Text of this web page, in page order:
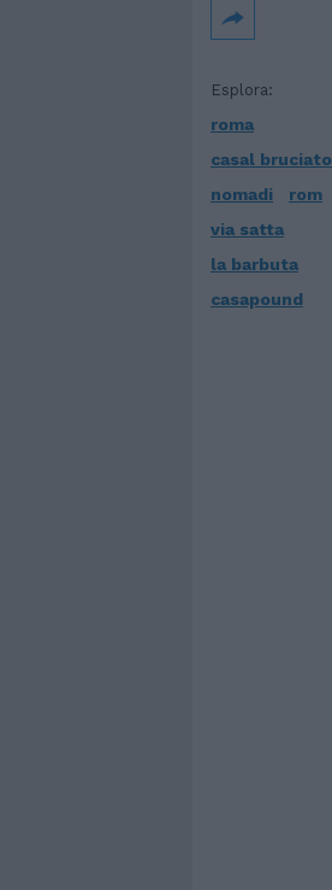
Esplora:
roma
casal bruciato
nomadi
rom
via satta
la barbuta
casapound